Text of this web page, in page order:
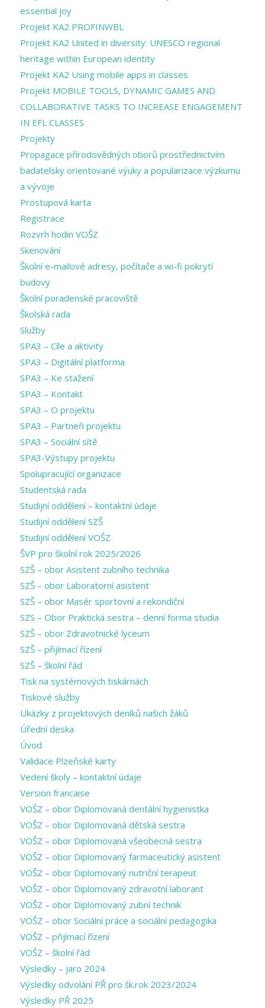
essential joy
Projekt KA2 PROFINWBL
Projekt KA2 United in diversity: UNESCO regional
heritage within European identity
Projekt KA2 Using mobile apps in classes
Projekt MOBILE TOOLS, DYNAMIC GAMES AND
COLLABORATIVE TASKS TO INCREASE ENGAGEMENT
IN EFL CLASSES
Projekty
Propagace přírodovědných oborů prostřednictvím
badatelsky orientované výuky a popularizace výzkumu
a vývoje
Prostupová karta
Registrace
Rozvrh hodin VOŠZ
Skenování
Školní e-mailové adresy, počítače a wi-fi pokrytí
budovy
Školní poradenské pracoviště
Školská rada
Služby
SPA3 – Cíle a aktivity
SPA3 – Digitální platforma
SPA3 – Ke stažení
SPA3 – Kontakt
SPA3 – O projektu
SPA3 – Partneři projektu
SPA3 – Sociální sítě
SPA3-Výstupy projektu
Spolupracující organizace
Studentská rada
Studijní oddělení – kontaktní údaje
Studijní oddělení SZŠ
Studijní oddělení VOŠZ
ŠVP pro školní rok 2025/2026
SZŠ – obor Asistent zubního technika
SZŠ – obor Laboratorní asistent
SZŠ – obor Masér sportovní a rekondiční
SZS – Obor Praktická sestra – denní forma studia
SZŠ – obor Zdravotnické lyceum
SZŠ – přijímací řízení
SZŠ – školní řád
Tisk na systémových tiskárnách
Tiskové služby
Ukázky z projektových deníků našich žáků
Úřední deska
Úvod
Validace Plzeňské karty
Vedení školy – kontaktní údaje
Version francaise
VOŠZ – obor Diplomovaná dentální hygienistka
VOŠZ – obor Diplomovaná dětská sestra
VOŠZ – obor Diplomovaná všeobecná sestra
VOŠZ – obor Diplomovaný farmaceutický asistent
VOŠZ – obor Diplomovaný nutriční terapeut
VOŠZ – obor Diplomovaný zdravotní laborant
VOŠZ – obor Diplomovaný zubní technik
VOŠZ – obor Sociální práce a sociální pedagogika
VOŠZ – přijímací řízení
VOŠZ – školní řád
Výsledky – jaro 2024
Výsledky odvolání PŘ pro šk.rok 2023/2024
Výsledky PŘ 2025